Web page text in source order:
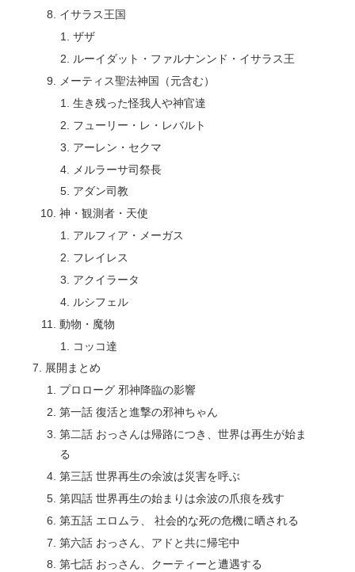
イサラス王国
ザザ
ルーイダット・ファルナンンド・イサラス王
メーティス聖法神国（元含む）
生き残った怪我人や神官達
フューリー・レ・レバルト
アーレン・セクマ
メルラーサ司祭長
アダン司教
神・観測者・天使
アルフィア・メーガス
フレイレス
アクイラータ
ルシフェル
動物・魔物
コッコ達
展開まとめ
プロローグ 邪神降臨の影響
第一話 復活と進撃の邪神ちゃん
第二話 おっさんは帰路につき、世界は再生が始ま
る
第三話 世界再生の余波は災害を呼ぶ
第四話 世界再生の始まりは余波の爪痕を残す
第五話 エロムラ、 社会的な死の危機に晒される
第六話 おっさん、アドと共に帰宅中
第七話 おっさん、クーティーと遭遇する